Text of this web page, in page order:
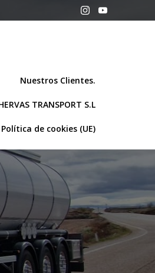
Nuestros Clientes.
TRANSPORT S.L
Política de cookies (UE)